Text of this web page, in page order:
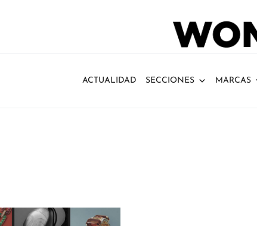
ACTUALIDAD SECCIONES MARCAS